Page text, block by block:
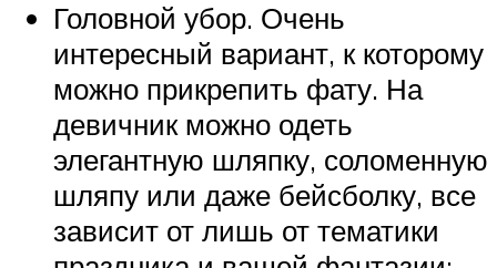
Головной убор. Очень
интересный вариант, к которому
можно прикрепить фату. На
девичник можно одеть
элегантную шляпку, соломенную
шляпу или даже бейсболку, все
зависит от лишь от тематики